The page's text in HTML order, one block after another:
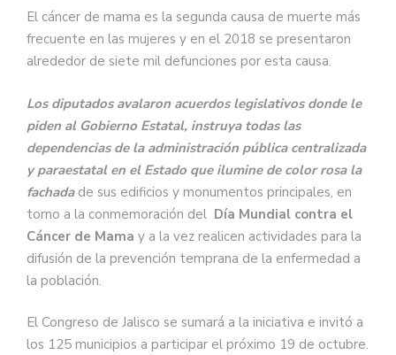
El cáncer de mama es la segunda causa de muerte más
frecuente en las mujeres y en el 2018 se presentaron
alrededor de siete mil defunciones por esta causa.
Los diputados avalaron acuerdos legislativos donde le
piden al Gobierno Estatal, instruya todas las
dependencias de la administración pública centralizada
y paraestatal en el Estado que ilumine de color rosa la
fachadade sus edificios y monumentos principales, en
torno a la conmemoración del Día Mundial contra el
Cáncer de Mama y a la vez realicen actividades para la
difusión de la prevención temprana de la enfermedad a
la población.
El Congreso de Jalisco se sumará a la iniciativa e invitó a
los 125 municipios a participar el próximo 19 de octubre.